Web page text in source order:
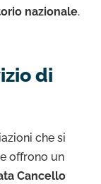
nazionale.
di
che si
offrono un
Cancello